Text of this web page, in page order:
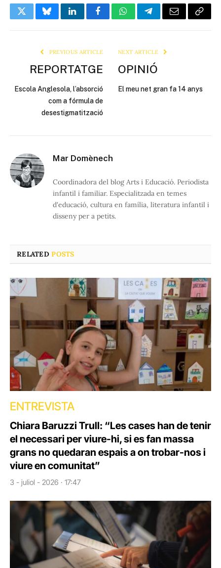
TwitterBlueskyLinkedInFacebookWhatsAppTelegramEmail Copy
PREVIOUS ARTICLE
REPORTATGE
Escola Anglesola, l’absorció
com a fórmula de
desestigmatització
NEXT ARTICLE
OPINIÓ
El meu net gran fa 14 anys
Mar Domènech
Coordinadora del blog Arts i Educació. Periodista
infantil i familiar. Especialitzada en temes
d'educació, cultura en família, literatura infantil i
disseny per a petits.
RELATEDPOSTS
ENTREVISTA
Chiara Baruzzi Trull: “Les cases han de tenir
el necessari per viure-hi, si es fan massa
grans no quedaran espais a on trobar-nos i
viure en comunitat”
3 - juliol - 2026 · 17:47